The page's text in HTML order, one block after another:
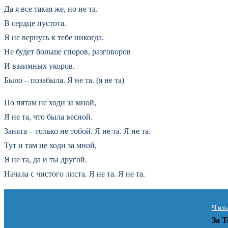
Да я все такая же, но не та.
В сердце пустота.
Я не вернусь к тебе никогда.
Не будет больше споров, разговоров
И взаимных укоров.
Было – позабыла. Я не та. (я не та)
По пятам не ходи за мной,
Я не та, что была весной.
Занята – только не тобой. Я не та. Я не та.
Тут и там не ходи за мной,
Я не та, да и ты другой.
Начала с чистого листа. Я не та. Я не та.
За